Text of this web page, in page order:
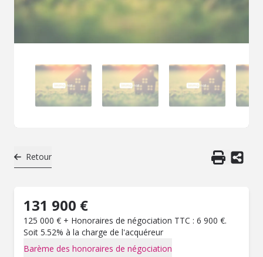
Retour
131 900 €
125 000 € + Honoraires de négociation TTC : 6 900 €.
Soit 5.52% à la charge de l'acquéreur
Barème des honoraires de négociation